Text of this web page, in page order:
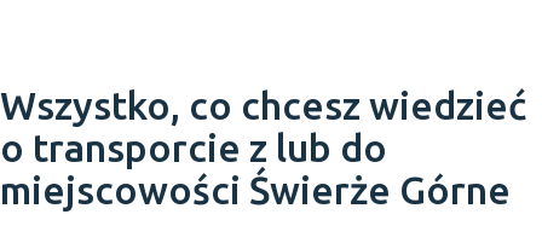
Wszystko, co chcesz wiedzieć
o transporcie z lub do
miejscowości Świerże Górne